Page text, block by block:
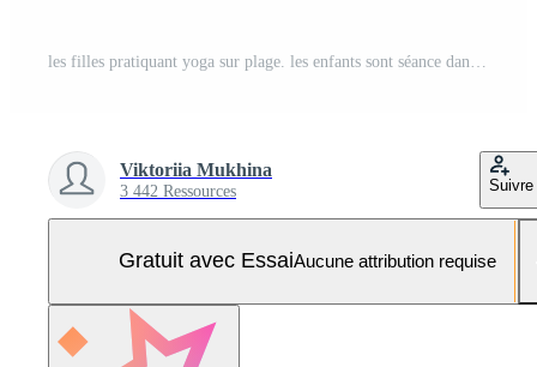
Viktoriia Mukhina
3 442 Ressources Suivre
Gratuit avec EssaiAucune attribution requise